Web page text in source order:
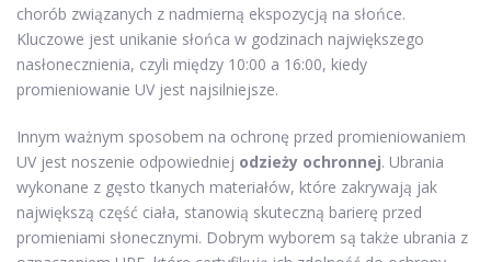
chorób związanych z nadmierną ekspozycją na słońce.
Kluczowe jest unikanie słońca w godzinach największego
nasłonecznienia, czyli między 10:00 a 16:00, kiedy
promieniowanie UV jest najsilniejsze.
Innym ważnym sposobem na ochronę przed promieniowaniem
UV jest noszenie odpowiedniej odzieży ochronnej. Ubrania
wykonane z gęsto tkanych materiałów, które zakrywają jak
największą część ciała, stanowią skuteczną barierę przed
promieniami słonecznymi. Dobrym wyborem są także ubrania z